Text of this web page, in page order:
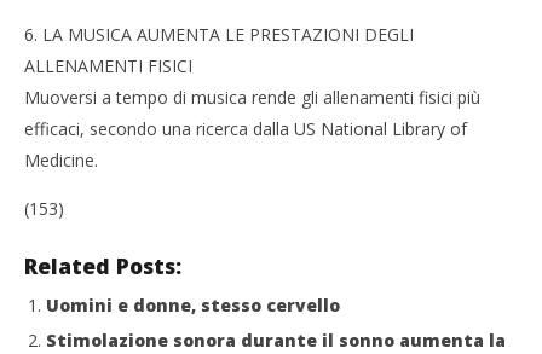
6. LA MUSICA AUMENTA LE PRESTAZIONI DEGLI
ALLENAMENTI FISICI
Muoversi a tempo di musica rende gli allenamenti fisici più
efficaci, secondo una ricerca dalla US National Library of
Medicine.
(153)
Related Posts:
Uomini e donne, stesso cervello
Stimolazione sonora durante il sonno aumenta la